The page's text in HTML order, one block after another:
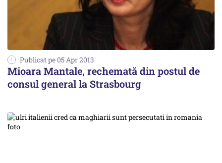
Publicat pe 05 Apr 2013
Mioara Mantale, rechemată din postul de
consul general la Strasbourg